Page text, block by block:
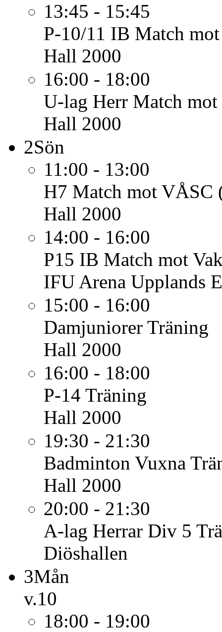
13:45 - 15:45
P-10/11 IB Match
Hall 2000
16:00 - 18:00
U-lag Herr Match
Hall 2000
2Sön
11:00 - 13:00
H7 Match mot VÅSC
Hall 2000
14:00 - 16:00
P15 IB Match mot
IFU Arena Upplands
15:00 - 16:00
Damjuniorer Träning
Hall 2000
16:00 - 18:00
P-14 Träning
Hall 2000
19:30 - 21:30
Badminton Vuxna
Hall 2000
20:00 - 21:30
A-lag Herrar Div 5
Diöshallen
3Mån
v.10
18:00 - 19:00